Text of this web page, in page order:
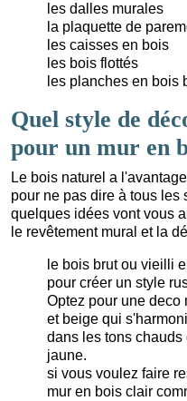
les dalles murales
la plaquette de
les caisses en bois
les bois flottés
les planches en bois
Quel style de
pour un mur en
Le bois naturel a
pour ne pas dire à tous les
quelques idées vont vous
le revêtement mural et la
le bois brut ou vieilli
pour créer un style
Optez pour une deco
et beige qui
dans les tons
jaune.
si vous voulez faire
mur en bois clair